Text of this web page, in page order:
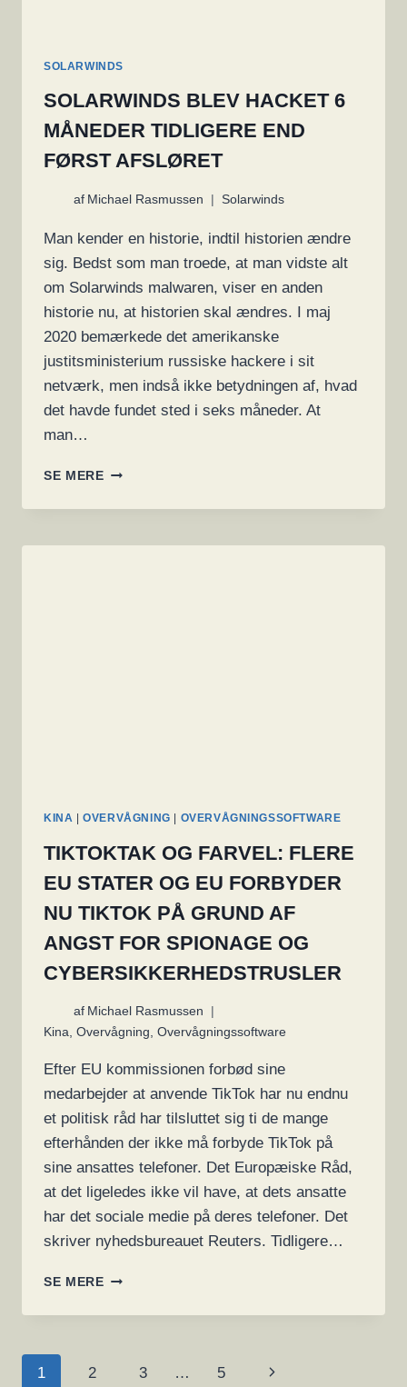
SOLARWINDS
SOLARWINDS BLEV HACKET 6
MÅNEDER TIDLIGERE END
FØRST AFSLØRET
af Michael Rasmussen Solarwinds
Man kender en historie, indtil historien ændre
sig. Bedst som man troede, at man vidste alt
om Solarwinds malwaren, viser en anden
historie nu, at historien skal ændres. I maj
2020 bemærkede det amerikanske
justitsministerium russiske hackere i sit
netværk, men indså ikke betydningen af, hvad
det havde fundet sted i seks måneder. At
man…
SE MERESOLARWINDS
HACKET
MÅNEDER
KINA |OVERVÅGNING | OVERVÅGNINGSSOFTWARE
TIKTOKTAK OG FARVEL: FLERE
EU STATER OG EU FORBYDER
NU TIKTOK PÅ GRUND AF
ANGST FOR SPIONAGE OG
CYBERSIKKERHEDSTRUSLER
af Michael Rasmussen
Kina, Overvågning, Overvågningssoftware
Efter EU kommissionen forbød sine
medarbejder at anvende TikTok har nu endnu
et politisk råd har tilsluttet sig ti de mange
efterhånden der ikke må forbyde TikTok på
sine ansattes telefoner. Det Europæiske Råd,
at det ligeledes ikke vil have, at dets ansatte
har det sociale medie på deres telefoner. Det
skriver nyhedsbureauet Reuters. Tidligere…
SE MERETIKTOKTAK
FARVEL:
STATER
SIDE
1 2 3 … 5 Næste